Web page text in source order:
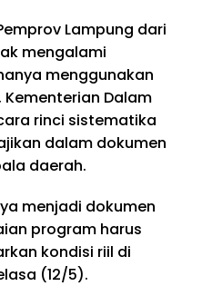
Lampung dari
mengalami
menggunakan
Dalam
rinci sistematika
dalam dokumen
daerah.
menjadi dokumen
program harus
kondisi riil di
(12/5).